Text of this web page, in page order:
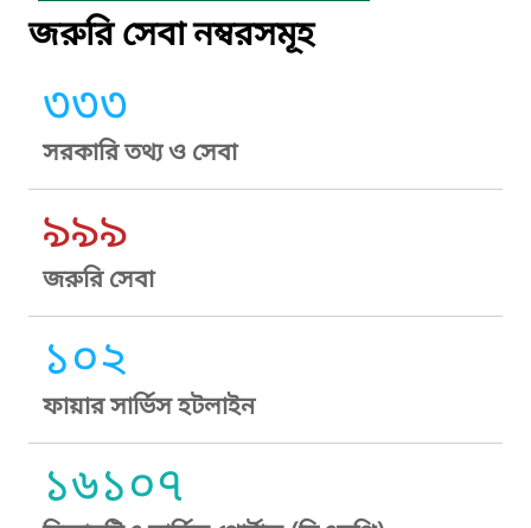
জরুরি সেবা নম্বরসমূহ
৩৩৩
সরকারি তথ্য ও সেবা
৯৯৯
জরুরি সেবা
১০২
ফায়ার সার্ভিস হটলাইন
১৬১০৭